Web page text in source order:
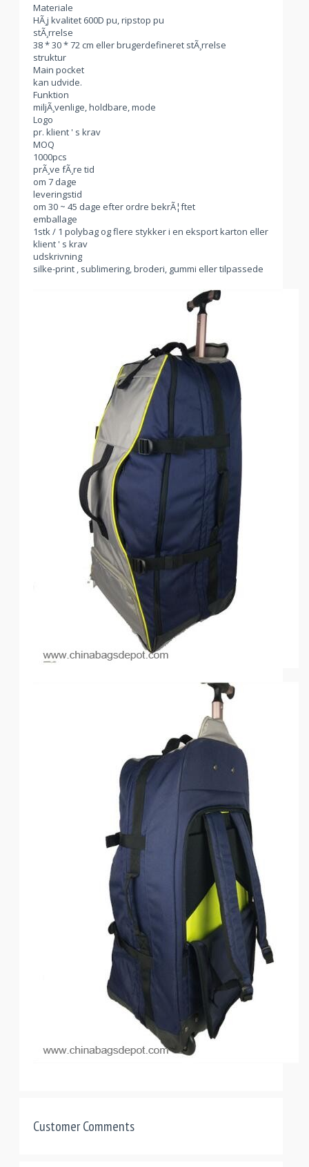
Materiale
HÃ¸j kvalitet 600D pu, ripstop pu
stÃ¸rrelse
38 * 30 * 72 cm eller brugerdefineret stÃ¸rrelse
struktur
Main pocket
kan udvide.
Funktion
miljÃ¸venlige, holdbare, mode
Logo
pr. klient ' s krav
MOQ
1000pcs
prÃ¸ve fÃ¸re tid
om 7 dage
leveringstid
om 30 ~ 45 dage efter ordre bekrÃ¦ftet
emballage
1stk / 1 polybag og flere stykker i en eksport karton eller
klient ' s krav
udskrivning
silke-print , sublimering, broderi, gummi eller tilpassede
Customer Comments